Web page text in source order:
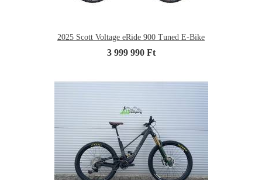
2025 Scott Voltage eRide 900 Tuned E-Bike
3 999 990 Ft